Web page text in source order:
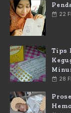
22
Tips
28